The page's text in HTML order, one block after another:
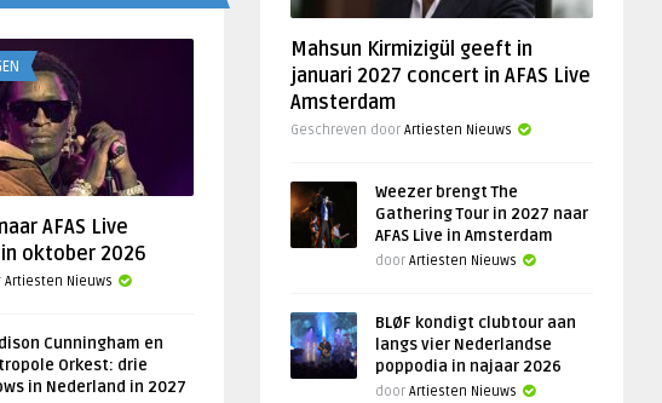
AFAS Live
oktober 2026
Artiesten Nieuws
Cunningham en
Orkest: drie
in Nederland in 2027
Mahsun Kirmizigül geeft in
januari 2027 concert in AFAS Live
Amsterdam
Geschreven door Artiesten Nieuws
Weezer brengt The
Gathering Tour in 2027 naar
AFAS Live in Amsterdam
door Artiesten Nieuws
BLØF kondigt clubtour aan
langs vier Nederlandse
poppodia in najaar 2026
door Artiesten Nieuws